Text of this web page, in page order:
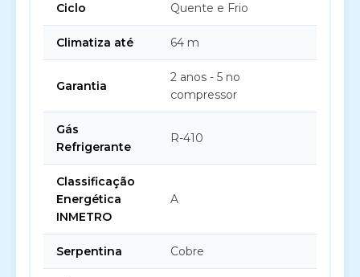
Ciclo Quente e Frio
Climatiza até 64 m
Garantia
2 anos - 5 no
compressor
Gás
Refrigerante
R-410
Classificação
Energética
INMETRO
A
Serpentina Cobre